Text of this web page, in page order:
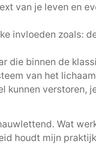
van je leven en
invloeden zoals:
die binnen de
van het
verstoren,
Wat
houdt mijn